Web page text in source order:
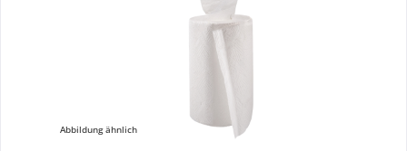
Abbildung ähnlich